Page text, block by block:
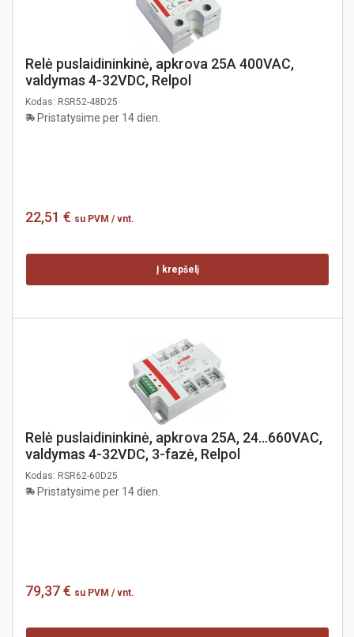
Relė puslaidininkinė, apkrova 25A 400VAC,
valdymas 4-32VDC, Relpol
Kodas: RSR52-48D25
Pristatysime per 14 dien.
22,51 € su PVM / vnt.
Į krepšelį
Relė puslaidininkinė, apkrova 25A, 24...660VAC,
valdymas 4-32VDC, 3-fazė, Relpol
Kodas: RSR62-60D25
Pristatysime per 14 dien.
79,37 € su PVM / vnt.